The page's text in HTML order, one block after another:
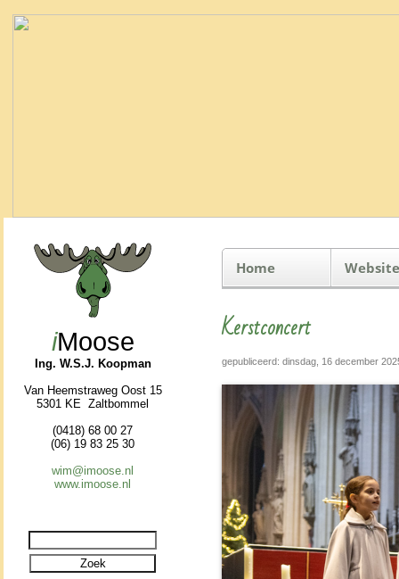
iMoose
Ing. W.S.J. Koopman
Van Heemstraweg Oost 15
5301 KE Zaltbommel
(0418) 68 00 27
(06) 19 83 25 30
wim@imoose.nl
www.imoose.nl
Home
Kerstconcert
gepubliceerd: dinsdag, 16 december